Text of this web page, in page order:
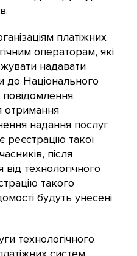
платіжних
операторам, які
надавати
до Національного
отримання
надання послуг
реєстрацію такої
після
технологічного
такого
будуть унесені
технологічного